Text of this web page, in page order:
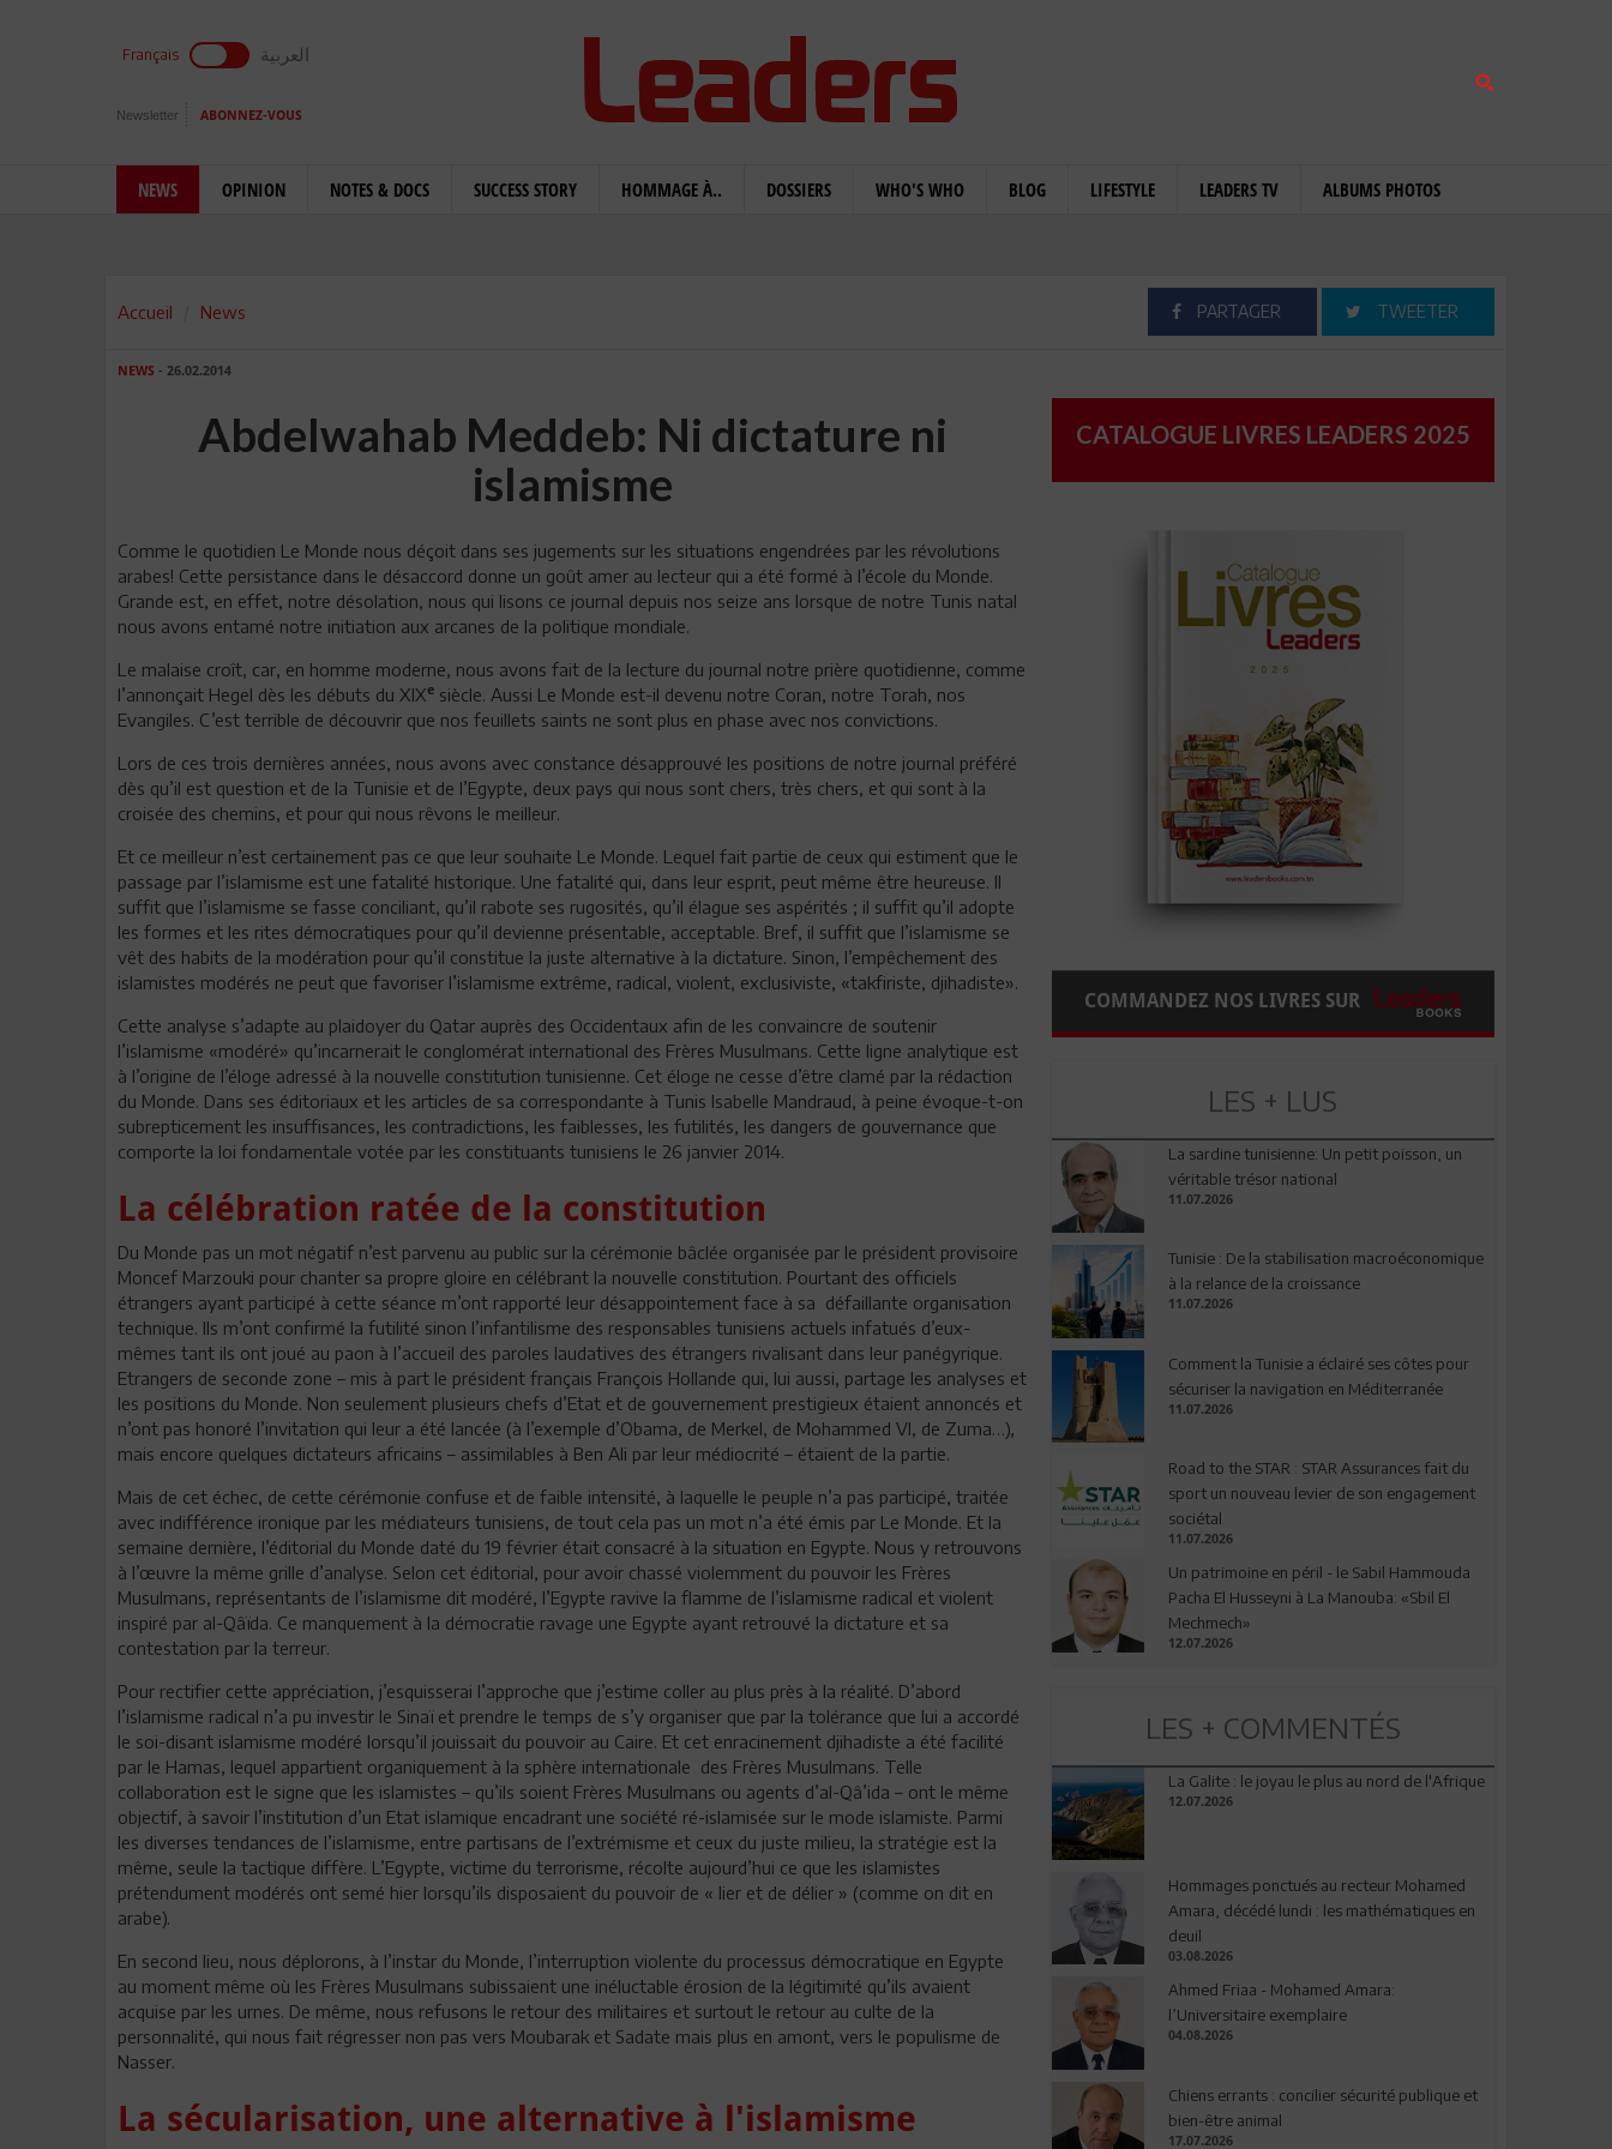
Français العربية
Newsletter ABONNEZ-VOUS
NEWS OPINION NOTES & DOCS SUCCESS STORY HOMMAGE À.. DOSSIERS WHO'S WHO BLOG LIFESTYLE LEADERS TV ALBUMS PHOTOS
Accueil News PARTAGER TWEETER
NEWS - 26.02.2014
Abdelwahab Meddeb: Ni dictature ni
islamisme
Comme le quotidien Le Monde nous déçoit dans ses jugements sur les situations engendrées par les révolutions
arabes! Cette persistance dans le désaccord donne un goût amer au lecteur qui a été formé à l’école du Monde.
Grande est, en effet, notre désolation, nous qui lisons ce journal depuis nos seize ans lorsque de notre Tunis natal
nous avons entamé notre initiation aux arcanes de la politique mondiale.
Le malaise croît, car, en homme moderne, nous avons fait de la lecture du journal notre prière quotidienne, comme
l’annonçait Hegel dès les débuts du XIXe siècle. Aussi Le Monde est-il devenu notre Coran, notre Torah, nos
Evangiles. C’est terrible de découvrir que nos feuillets saints ne sont plus en phase avec nos convictions.
Lors de ces trois dernières années, nous avons avec constance désapprouvé les positions de notre journal préféré
dès qu’il est question et de la Tunisie et de l’Egypte, deux pays qui nous sont chers, très chers, et qui sont à la
croisée des chemins, et pour qui nous rêvons le meilleur.
Et ce meilleur n’est certainement pas ce que leur souhaite Le Monde. Lequel fait partie de ceux qui estiment que le
passage par l’islamisme est une fatalité historique. Une fatalité qui, dans leur esprit, peut même être heureuse. Il
suffit que l’islamisme se fasse conciliant, qu’il rabote ses rugosités, qu’il élague ses aspérités ; il suffit qu’il adopte
les formes et les rites démocratiques pour qu’il devienne présentable, acceptable. Bref, il suffit que l’islamisme se
vêt des habits de la modération pour qu’il constitue la juste alternative à la dictature. Sinon, l’empêchement des
islamistes modérés ne peut que favoriser l’islamisme extrême, radical, violent, exclusiviste, «takfiriste, djihadiste».
Cette analyse s’adapte au plaidoyer du Qatar auprès des Occidentaux afin de les convaincre de soutenir
l’islamisme «modéré» qu’incarnerait le conglomérat international des Frères Musulmans. Cette ligne analytique est
à l’origine de l’éloge adressé à la nouvelle constitution tunisienne. Cet éloge ne cesse d’être clamé par la rédaction
du Monde. Dans ses éditoriaux et les articles de sa correspondante à Tunis Isabelle Mandraud, à peine évoque-t-on
subrepticement les insuffisances, les contradictions, les faiblesses, les futilités, les dangers de gouvernance que
comporte la loi fondamentale votée par les constituants tunisiens le 26 janvier 2014.
La célébration ratée de la constitution
Du Monde pas un mot négatif n’est parvenu au public sur la cérémonie bâclée organisée par le président provisoire
Moncef Marzouki pour chanter sa propre gloire en célébrant la nouvelle constitution. Pourtant des officiels
étrangers ayant participé à cette séance m’ont rapporté leur désappointement face à sa défaillante organisation
technique. Ils m’ont confirmé la futilité sinon l’infantilisme des responsables tunisiens actuels infatués d’eux-
mêmes tant ils ont joué au paon à l’accueil des paroles laudatives des étrangers rivalisant dans leur panégyrique.
Etrangers de seconde zone – mis à part le président français François Hollande qui, lui aussi, partage les analyses et
les positions du Monde. Non seulement plusieurs chefs d’Etat et de gouvernement prestigieux étaient annoncés et
n’ont pas honoré l’invitation qui leur a été lancée (à l’exemple d’Obama, de Merkel, de Mohammed VI, de Zuma…),
mais encore quelques dictateurs africains – assimilables à Ben Ali par leur médiocrité – étaient de la partie.
Mais de cet échec, de cette cérémonie confuse et de faible intensité, à laquelle le peuple n’a pas participé, traitée
avec indifférence ironique par les médiateurs tunisiens, de tout cela pas un mot n’a été émis par Le Monde. Et la
semaine dernière, l’éditorial du Monde daté du 19 février était consacré à la situation en Egypte. Nous y retrouvons
à l’œuvre la même grille d’analyse. Selon cet éditorial, pour avoir chassé violemment du pouvoir les Frères
Musulmans, représentants de l’islamisme dit modéré, l’Egypte ravive la flamme de l’islamisme radical et violent
inspiré par al-Qâïda. Ce manquement à la démocratie ravage une Egypte ayant retrouvé la dictature et sa
contestation par la terreur.
Pour rectifier cette appréciation, j’esquisserai l’approche que j’estime coller au plus près à la réalité. D’abord
l’islamisme radical n’a pu investir le Sinaï et prendre le temps de s’y organiser que par la tolérance que lui a accordé
le soi-disant islamisme modéré lorsqu’il jouissait du pouvoir au Caire. Et cet enracinement djihadiste a été facilité
par le Hamas, lequel appartient organiquement à la sphère internationale des Frères Musulmans. Telle
collaboration est le signe que les islamistes – qu’ils soient Frères Musulmans ou agents d’al-Qâ’ida – ont le même
objectif, à savoir l’institution d’un Etat islamique encadrant une société ré-islamisée sur le mode islamiste. Parmi
les diverses tendances de l’islamisme, entre partisans de l’extrémisme et ceux du juste milieu, la stratégie est la
même, seule la tactique diffère. L’Egypte, victime du terrorisme, récolte aujourd’hui ce que les islamistes
prétendument modérés ont semé hier lorsqu’ils disposaient du pouvoir de « lier et de délier » (comme on dit en
arabe).
En second lieu, nous déplorons, à l’instar du Monde, l’interruption violente du processus démocratique en Egypte
au moment même où les Frères Musulmans subissaient une inéluctable érosion de la légitimité qu’ils avaient
acquise par les urnes. De même, nous refusons le retour des militaires et surtout le retour au culte de la
personnalité, qui nous fait régresser non pas vers Moubarak et Sadate mais plus en amont, vers le populisme de
Nasser.
La sécularisation, une alternative à l'islamisme
CATALOGUE LIVRES LEADERS 2025
COMMANDEZ NOS LIVRES SUR
LES + LUS
La sardine tunisienne: Un petit poisson, un
véritable trésor national
11.07.2026
Tunisie : De la stabilisation macroéconomique
à la relance de la croissance
11.07.2026
Comment la Tunisie a éclairé ses côtes pour
sécuriser la navigation en Méditerranée
11.07.2026
Road to the STAR : STAR Assurances fait du
sport un nouveau levier de son engagement
sociétal
11.07.2026
Un patrimoine en péril - le Sabil Hammouda
Pacha El Husseyni à La Manouba: «Sbil El
Mechmech»
12.07.2026
LES + COMMENTÉS
La Galite : le joyau le plus au nord de l'Afrique
12.07.2026
Hommages ponctués au recteur Mohamed
Amara, décédé lundi : les mathématiques en
deuil
03.08.2026
Ahmed Friaa - Mohamed Amara:
l’Universitaire exemplaire
04.08.2026
Chiens errants : concilier sécurité publique et
bien-être animal
17.07.2026